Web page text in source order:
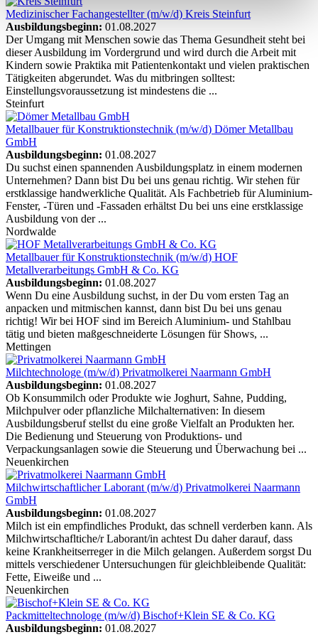
Medizinischer Fachangestellter (m/w/d) Kreis Steinfurt
Ausbildungsbeginn: 01.08.2027
Der Umgang mit Menschen sowie das Thema Gesundheit steht bei
dieser Ausbildung im Vordergrund und wird durch die Arbeit mit
Kindern sowie Praktika mit Patientenkontakt und vielen praktischen
Tätigkeiten abgerundet. Was du mitbringen solltest:
Einstellungsvoraussetzung ist mindestens die ...
Steinfurt
Metallbauer für Konstruktionstechnik (m/w/d) Dömer Metallbau
GmbH
Ausbildungsbeginn: 01.08.2027
Du suchst einen spannenden Ausbildungsplatz in einem modernen
Unternehmen? Dann bist Du bei uns genau richtig. Wir stehen für
erstklassige handwerkliche Qualität. Als Fachbetrieb für Aluminium-
Fenster, -Türen und -Fassaden erhältst Du bei uns eine erstklassige
Ausbildung von der ...
Nordwalde
Metallbauer für Konstruktionstechnik (m/w/d) HOF
Metallverarbeitungs GmbH & Co. KG
Ausbildungsbeginn: 01.08.2027
Wenn Du eine Ausbildung suchst, in der Du vom ersten Tag an
anpacken und mitmischen kannst, dann bist Du bei uns genau
richtig! Wir bei HOF sind im Bereich Aluminium- und Stahlbau
tätig und bieten maßgeschneiderte Lösungen für Shows, ...
Mettingen
Milchtechnologe (m/w/d) Privatmolkerei Naarmann GmbH
Ausbildungsbeginn: 01.08.2027
Ob Konsummilch oder Produkte wie Joghurt, Sahne, Pudding,
Milchpulver oder pflanzliche Milchalternativen: In diesem
Ausbildungsberuf stellst du eine große Vielfalt an Produkten her.
Die Bedienung und Steuerung von Produktions- und
Verpackungsanlagen sowie die Steuerung und Überwachung bei ...
Neuenkirchen
Milchwirtschaftlicher Laborant (m/w/d) Privatmolkerei Naarmann
GmbH
Ausbildungsbeginn: 01.08.2027
Milch ist ein empfindliches Produkt, das schnell verderben kann. Als
Milchwirtschafltiche/r Laborant/in achtest Du daher darauf, dass
keine Krankheitserreger in die Milch gelangen. Außerdem sorgst Du
mittels verschiedener Untersuchungen für gleichbleibende Qualität:
Fette, Eiweiße und ...
Neuenkirchen
Packmitteltechnologe (m/w/d) Bischof+Klein SE & Co. KG
Ausbildungsbeginn: 01.08.2027